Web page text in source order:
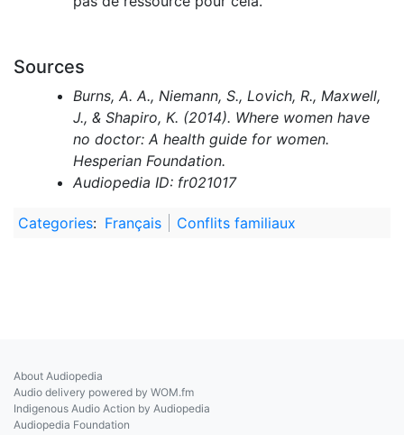
Sources
Burns, A. A., Niemann, S., Lovich, R., Maxwell,
J., & Shapiro, K. (2014). Where women have
no doctor: A health guide for women.
Hesperian Foundation.
Audiopedia ID: fr021017
Categories: Français Conflits familiaux
About Audiopedia
Audio delivery powered by WOM.fm
Indigenous Audio Action by Audiopedia
Audiopedia Foundation